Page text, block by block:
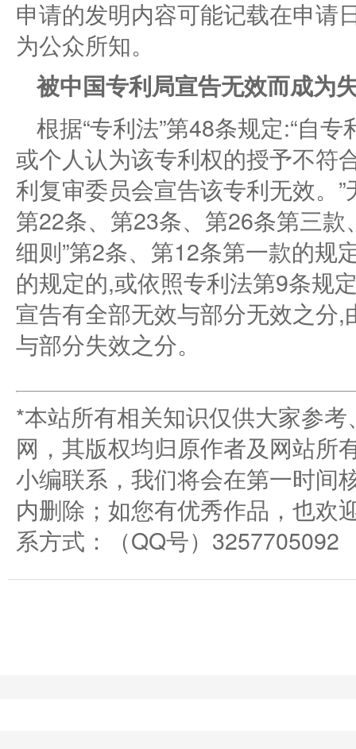
申请的发明内容可能记载在申请
为公众所知。
被中国专利局宣告无效而成为
根据“专利法”第48条规定:“自
或个人认为该专利权的授予不符
利复审委员会宣告该专利无效。
第22条、第23条、第26条第三
细则”第2条、第12条第一款的规
的规定的,或依照专利法第9条规
宣告有全部无效与部分无效之分
与部分失效之分。
*本站所有相关知识仅供大家参
网，其版权均归原作者及网站所
小编联系，我们将会在第一时间
内删除；如您有优秀作品，也欢
系方式：（QQ号）3257705092